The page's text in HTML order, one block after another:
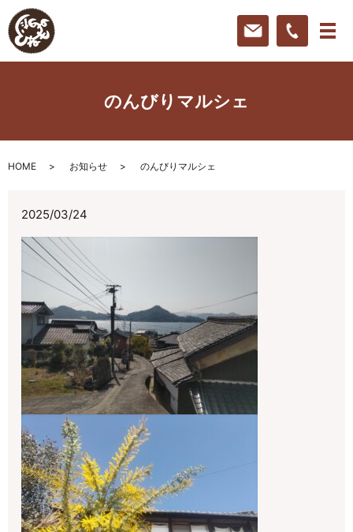
のんびりマルシェ
HOME お知らせ のんびりマルシェ
2025/03/24